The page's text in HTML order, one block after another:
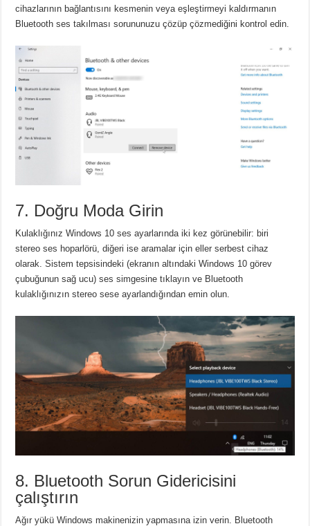
cihazlarının bağlantısını kesmenin veya eşleştirmeyi kaldırmanın
Bluetooth ses takılması sorununuzu çözüp çözmediğini kontrol edin.
7. Doğru Moda Girin
Kulaklığınız Windows 10 ses ayarlarında iki kez görünebilir: biri
stereo ses hoparlörü, diğeri ise aramalar için eller serbest cihaz
olarak.Sistem tepsisindeki (ekranın altındaki Windows 10 görev
çubuğunun sağ ucu) ses simgesine tıklayın ve Bluetooth
kulaklığınızın stereo sese ayarlandığından emin olun.
8. Bluetooth Sorun Gidericisini
çalıştırın
Ağır yükü Windows makinenizin yapmasına izin verin. Bluetooth